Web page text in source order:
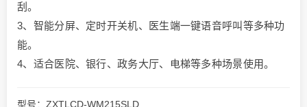
刮。
3、智能分屏、定时开关机、医生端一键语音呼叫等多种功
能。
4、适合医院、银行、政务大厅、电梯等多种场景使用。
型号：ZXTLCD-WM215SLD